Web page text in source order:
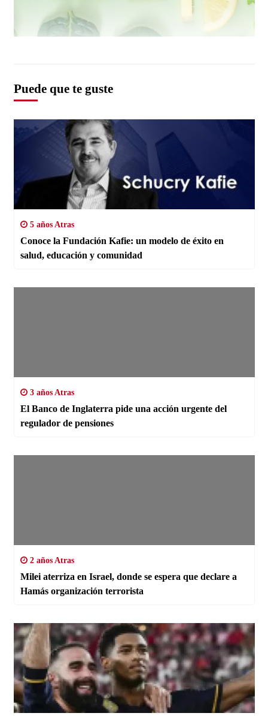
Puede que te guste
5 años Atras
Conoce la Fundación Kafie: un modelo de éxito en
salud, educación y comunidad
3 años Atras
El Banco de Inglaterra pide una acción urgente del
regulador de pensiones
2 años Atras
Milei aterriza en Israel, donde se espera que declare a
Hamás organización terrorista